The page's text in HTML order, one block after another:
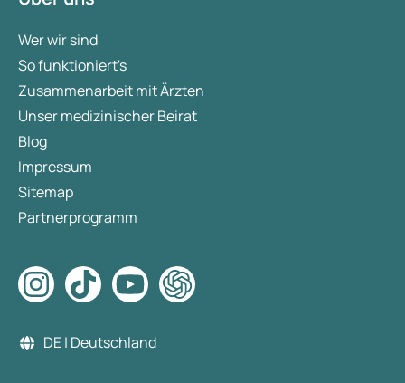
Wer wir sind
So funktioniert's
Zusammenarbeit mit Ärzten
Unser medizinischer Beirat
Blog
Impressum
Sitemap
Partnerprogramm
DE | Deutschland